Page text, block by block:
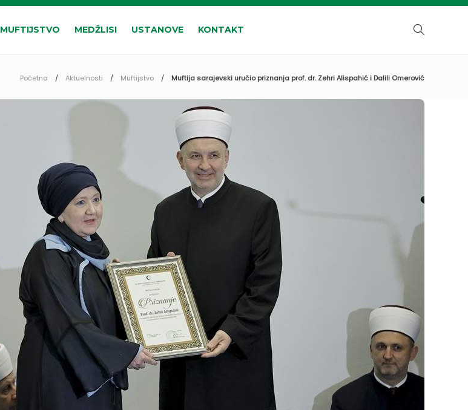
MUFTIJSTVO MEDŽLISI USTANOVE KONTAKT
Početna Aktuelnosti Muftijstvo Muftija sarajevski uručio priznanja prof. dr. Zehri Alispahić i Dalili Omerović